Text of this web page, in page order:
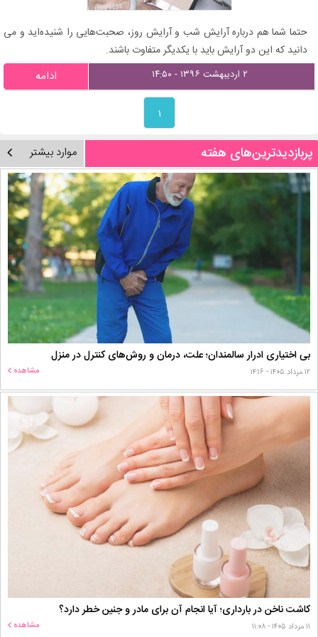
حتما شما هم درباره آرایش شب و آرایش روز، صحبت‌هایی را شنیده‌اید و می
دانید که این دو آرایش باید با یکدیگر متفاوت باشند.
۲ اردیبهشت ۱۳۹۶ - ۱۴:۵۰ ادامه
۱
پربازدیدترین‌های هفته موارد بیشتر
بی اختیاری ادرار سالمندان؛ علت، درمان و روش‌های کنترل در منزل
۱۲ مرداد ۱۴۰۵ - ۱۴:۱۶ مشاهده
کاشت ناخن در بارداری؛ آیا انجام آن برای مادر و جنین خطر دارد؟
۱۱ مرداد ۱۴۰۵ - ۱۱:۰۸ مشاهده